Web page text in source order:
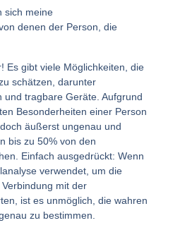
sich meine
denen der Person, die
Es gibt viele Möglichkeiten, die
schätzen, darunter
und tragbare Geräte. Aufgrund
Besonderheiten einer Person
äußerst ungenau und
bis zu 50% von den
Einfach ausgedrückt: Wenn
verwendet, um die
mit der
ist es unmöglich, die wahren
zu bestimmen.